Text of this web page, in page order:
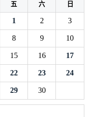
五 六 日
1 2 3
8 9 10
15 16 17
22 23 24
29 30